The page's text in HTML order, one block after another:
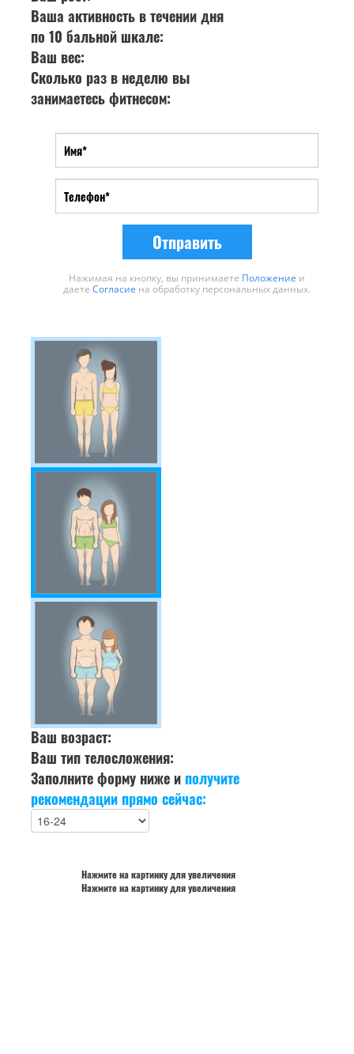
Ваша активность в течении дня
по 10 бальной шкале:
Ваш вес:
Сколько раз в неделю вы
занимаетесь фитнесом:
Отправить
Нажимая на кнопку, вы принимаете Положение и
даете Согласие на обработку персональных данных.
Ваш возраст:
Ваш тип телосложения:
Заполните форму ниже и получите
рекомендации прямо сейчас:
Нажмите на картинку для увеличения
Нажмите на картинку для увеличения